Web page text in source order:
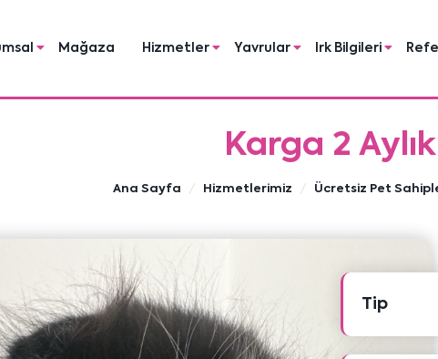
Mağaza Hizmetler Yavrular Irk Bilgileri
Karga 2 Aylık
Ana Sayfa Hizmetlerimiz Ücretsiz Pet
Tip